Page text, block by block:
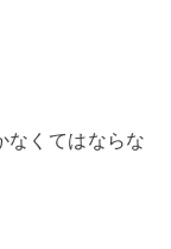
なくてはならな